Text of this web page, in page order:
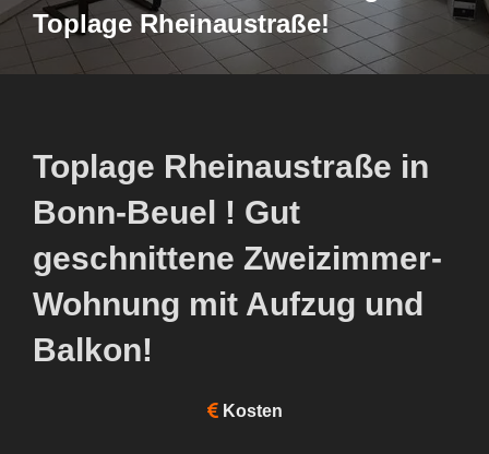
Toplage Rheinaustraße!
Toplage Rheinaustraße in
Bonn-Beuel ! Gut
geschnittene Zweizimmer-
Wohnung mit Aufzug und
Balkon!
Kosten